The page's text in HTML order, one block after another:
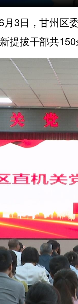
月3日，甘州区
提拔干部共150